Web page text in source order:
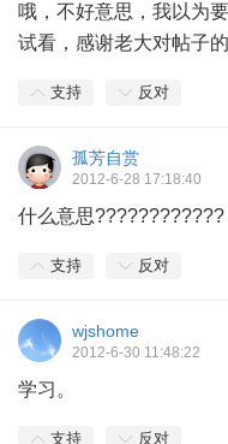
哦，不好意思，我以为
试看，感谢老大对帖子
支持 反对
孤芳自赏
2012-6-28 17:18:40
什么意思????????????
支持 反对
wjshome
2012-6-30 11:48:22
学习。
支持 反对